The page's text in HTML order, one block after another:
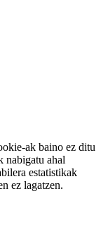
ak baino ez ditu
nabigatu ahal
estatistikak
ez lagatzen.